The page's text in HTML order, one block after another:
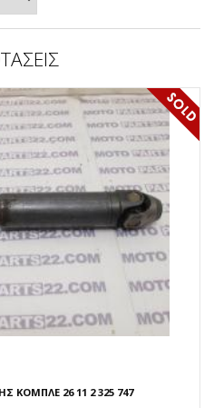
ΚΟΜΠΛΕ 26 11 2 325 747